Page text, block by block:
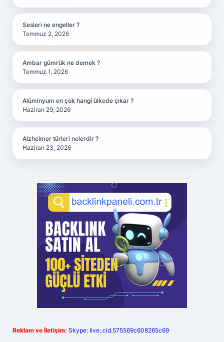
Sesleri ne engeller ?
Temmuz 2, 2026
Ambar gümrük ne demek ?
Temmuz 1, 2026
Alüminyum en çok hangi ülkede çıkar ?
Haziran 29, 2026
Alzheimer türleri nelerdir ?
Haziran 23, 2026
Reklam ve İletişim: Skype: live:.cid.575569c608265c69